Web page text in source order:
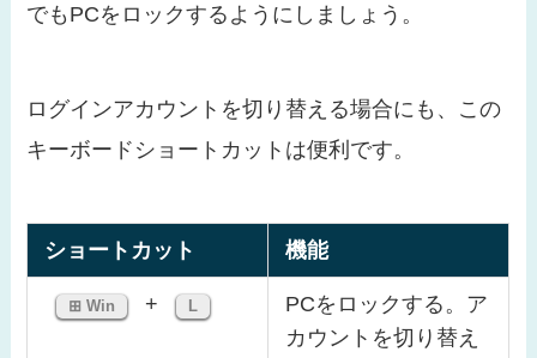
でもPCをロックするようにしましょう。
ログインアカウントを切り替える場合にも、この
キーボードショートカットは便利です。
ショートカット 機能
⊞ Win + L
PCをロックする。ア
カウントを切り替え